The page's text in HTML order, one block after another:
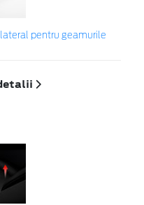
pentru geamurile